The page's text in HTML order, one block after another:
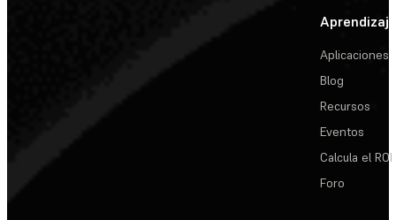
Aprendizaje
Aplicaciones
Blog
Recursos
Eventos
Calcula el ROI
Foro